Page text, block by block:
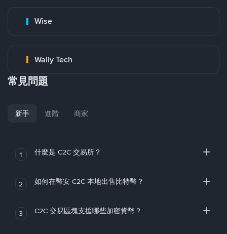
Wise
Wally Tech
常見問題
新手 進階 商家
1 什麼是 C2C 交易所？
2 如何在幣安 C2C 本地出售比特幣？
3 C2C 交易區塊支援哪些加密貨幣？